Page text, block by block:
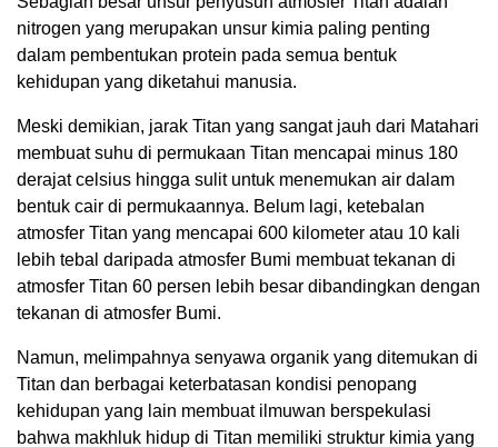
nitrogen yang merupakan unsur kimia paling penting
dalam pembentukan protein pada semua bentuk
kehidupan yang diketahui manusia.
Meski demikian, jarak Titan yang sangat jauh dari Matahari
membuat suhu di permukaan Titan mencapai minus 180
derajat celsius hingga sulit untuk menemukan air dalam
bentuk cair di permukaannya. Belum lagi, ketebalan
atmosfer Titan yang mencapai 600 kilometer atau 10 kali
lebih tebal daripada atmosfer Bumi membuat tekanan di
atmosfer Titan 60 persen lebih besar dibandingkan dengan
tekanan di atmosfer Bumi.
Namun, melimpahnya senyawa organik yang ditemukan di
Titan dan berbagai keterbatasan kondisi penopang
kehidupan yang lain membuat ilmuwan berspekulasi
bahwa makhluk hidup di Titan memiliki struktur kimia yang